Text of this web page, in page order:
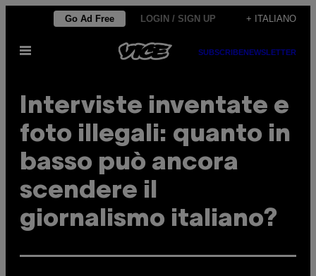
contenuto
Go Ad Free LOGIN / SIGN UP + ITALIANO
Apri
SUBSCRIBENEWSLETTER
Interviste inventate e
foto illegali: quanto in
basso può ancora
scendere il
giornalismo italiano?